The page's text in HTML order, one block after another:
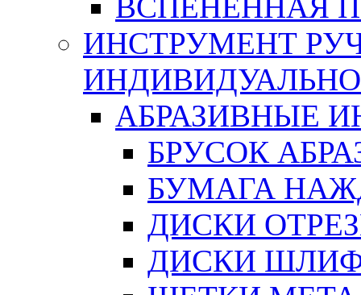
ВСПЕНЕННАЯ
ИНСТРУМЕНТ
АБРАЗИВНЫЕ
БРУСОК
БУМАГА
ДИСКИ
ДИСКИ